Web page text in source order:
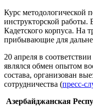
Курс методологической
инструкторской работы.
Кадетского корпуса. На
прибывающие для
20 апреля в
являлся обмен опытом
состава, организован
сотрудничества (пресс-
Азербайджанская